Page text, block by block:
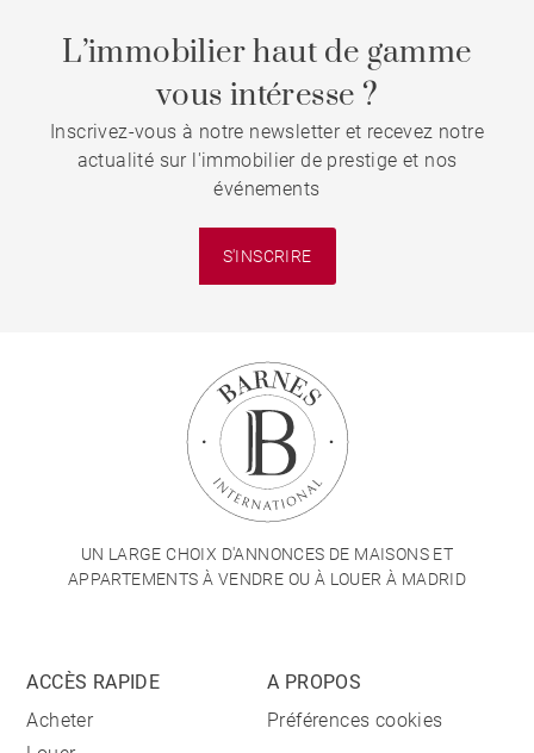
L’immobilier haut de gamme
vous intéresse ?
Inscrivez-vous à notre newsletter et recevez notre
actualité sur l'immobilier de prestige et nos
événements
S'INSCRIRE
UN LARGE CHOIX D'ANNONCES DE MAISONS ET
APPARTEMENTS À VENDRE OU À LOUER À MADRID
ACCÈS RAPIDE
Acheter
A PROPOS
Préférences cookies